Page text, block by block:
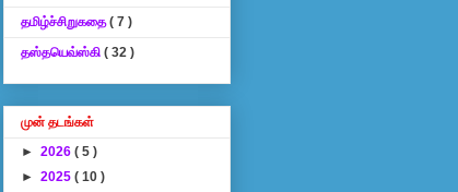
தமிழ்ச்சிறுகதை( 7 )
தஸ்தயெவ்ஸ்கி ( 32 )
முன் தடங்கள்
► 2026 ( 5 )
► 2025 ( 10 )